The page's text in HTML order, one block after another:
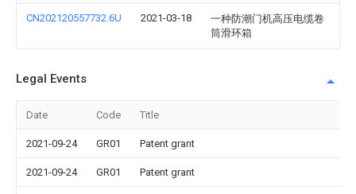
CN202120557732.6U 2021-03-18
一种防潮门机高压电缆卷
筒滑环箱
Legal Events
Date Code Title
2021-09-24 GR01 Patent grant
2021-09-24 GR01 Patent grant